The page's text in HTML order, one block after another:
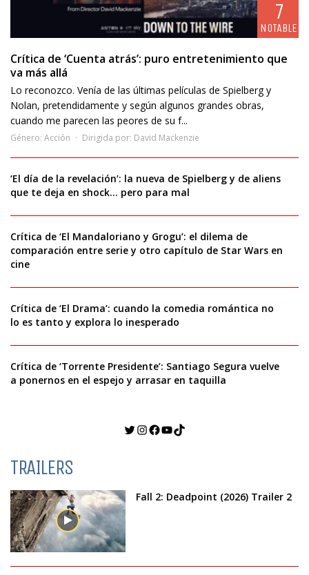
7
NOTABLE
Crítica de ‘Cuenta atrás’: puro entretenimiento que
va más allá
Lo reconozco. Venía de las últimas películas de Spielberg y
Nolan, pretendidamente y según algunos grandes obras,
cuando me parecen las peores de su f...
Género: Acción Dirigida por: David Mackenzie
‘El día de la revelación’: la nueva de Spielberg y de aliens
que te deja en shock… pero para mal
Crítica de ‘El Mandaloriano y Grogu’: el dilema de
comparación entre serie y otro capítulo de Star Wars en
cine
Crítica de ‘El Drama’: cuando la comedia romántica no
lo es tanto y explora lo inesperado
Crítica de ‘Torrente Presidente’: Santiago Segura vuelve
a ponernos en el espejo y arrasar en taquilla
Twitter
Instagram
Facebook
YouTube
TikTok
TRAILERS
Fall 2: Deadpoint (2026) Trailer 2